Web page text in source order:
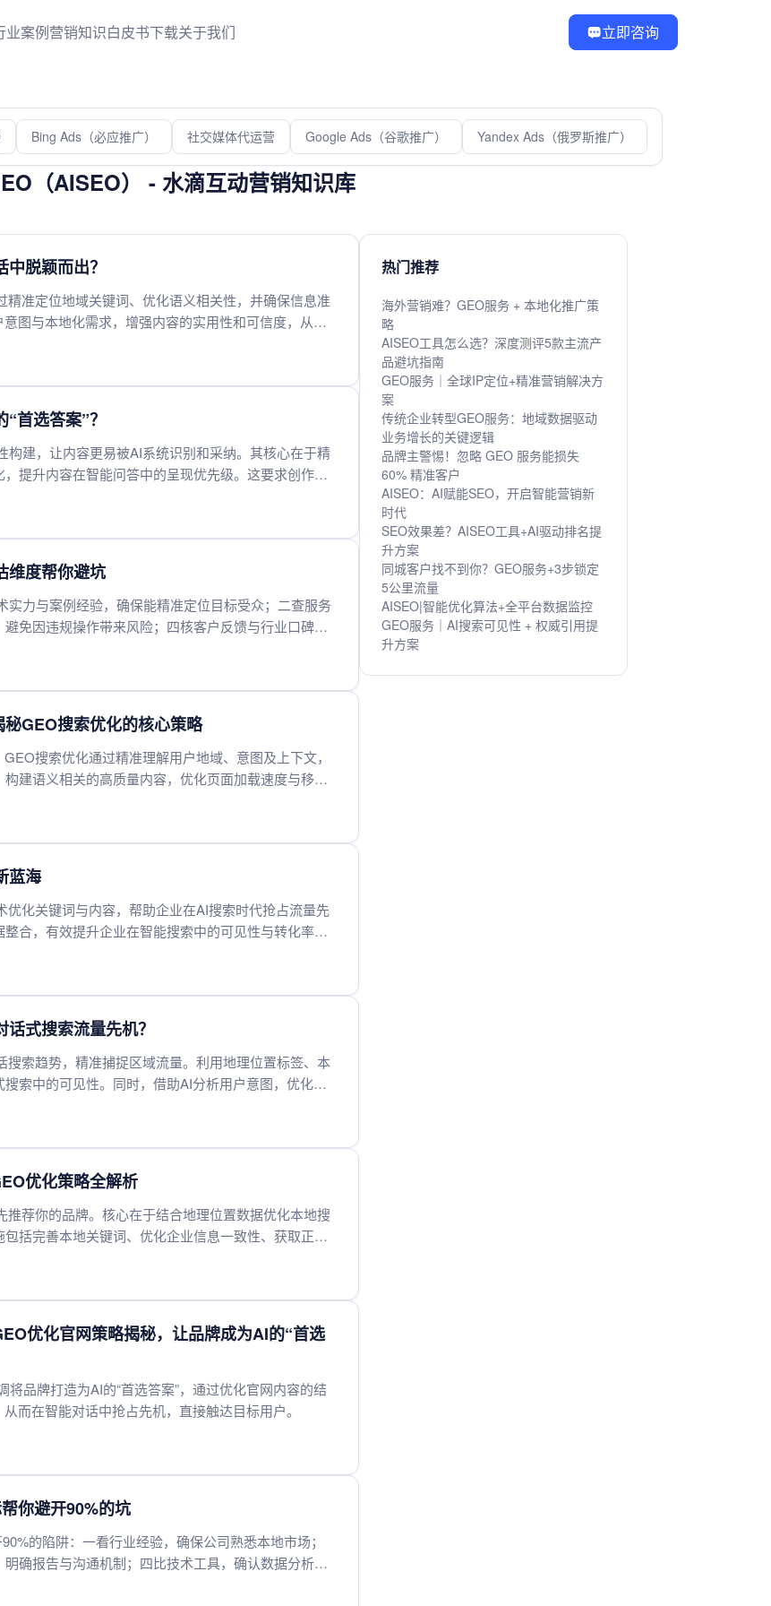
业案例营销知识白皮书下载关于我们 立即咨询
Bing Ads（必应推广） 社交媒体代运营 Google Ads（谷歌推广） Yandex Ads（俄罗斯推广）
（AISEO） - 水滴互动营销知识库
脱颖而出？
准定位地域关键词、优化语义相关性，并确保信息准
图与本地化需求，增强内容的实用性和可信度，从而
首选答案”？
建，让内容更易被AI系统识别和采纳。其核心在于精
提升内容在智能问答中的呈现优先级。这要求创作者
维度帮你避坑
力与案例经验，确保能精准定位目标受众；二查服务
免因违规操作带来风险；四核客户反馈与行业口碑，
GEO搜索优化的核心策略
搜索优化通过精准理解用户地域、意图及上下文，
建语义相关的高质量内容，优化页面加载速度与移动
蓝海
化关键词与内容，帮助企业在AI搜索时代抢占流量先
合，有效提升企业在智能搜索中的可见性与转化率，
式搜索流量先机？
索趋势，精准捕捉区域流量。利用地理位置标签、本
索中的可见性。同时，借助AI分析用户意图，优化本
优化策略全解析
荐你的品牌。核心在于结合地理位置数据优化本地搜
括完善本地关键词、优化企业信息一致性、获取正面
优化官网策略揭秘，让品牌成为AI的“首选
品牌打造为AI的“首选答案”，通过优化官网内容的结
而在智能对话中抢占先机，直接触达目标用户。
你避开90%的坑
的陷阱：一看行业经验，确保公司熟悉本地市场；
确报告与沟通机制；四比技术工具，确认数据分析和
热门推荐
海外营销难？GEO服务 + 本地化推广策
略
AISEO工具怎么选？深度测评5款主流产
品避坑指南
GEO服务｜全球IP定位+精准营销解决方
案
传统企业转型GEO服务：地域数据驱动
业务增长的关键逻辑
品牌主警惕！忽略 GEO 服务能损失
60% 精准客户
AISEO：AI赋能SEO，开启智能营销新
时代
SEO效果差？AISEO工具+AI驱动排名提
升方案
同城客户找不到你？GEO服务+3步锁定
5公里流量
AISEO|智能优化算法+全平台数据监控
GEO服务｜AI搜索可见性 + 权威引用提
升方案